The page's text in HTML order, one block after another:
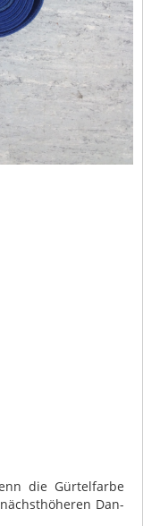
die Gürtelfarbe
Dan-